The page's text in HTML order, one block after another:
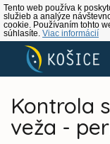
Tento web používa k
služieb a analýze
cookie. Používaním tohto
súhlasíte. Viac informácií
Kontrola
veža -